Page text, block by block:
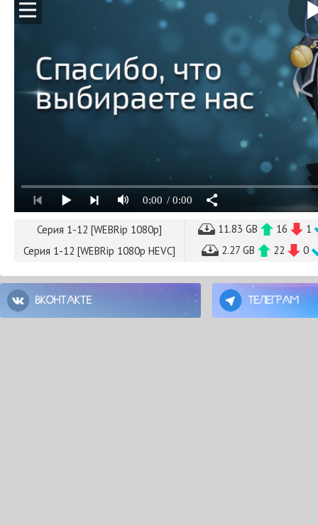
0:00 / 0:00
Серия 1-12 [WEBRip 1080p] 11.83 GB 16
1
Серия 1-12 [WEBRip 1080p HEVC]
2.27 GB 22 0